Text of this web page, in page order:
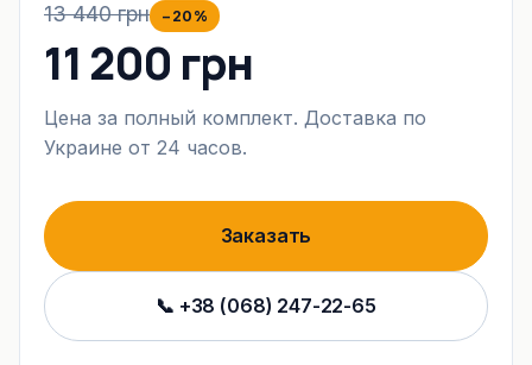
13 440 грн −20%
11 200 грн
Цена за полный комплект. Доставка по
Украине от 24 часов.
Заказать
📞 +38 (068) 247-22-65